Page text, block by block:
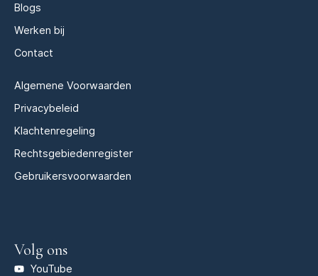
Blogs
Werken bij
Contact
Algemene Voorwaarden
Privacybeleid
Klachtenregeling
Rechtsgebiedenregister
Gebruikersvoorwaarden
Volg ons
YouTube